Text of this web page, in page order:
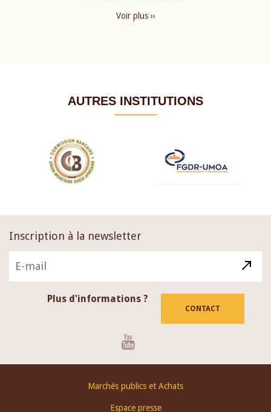
Voir plus ››
AUTRES INSTITUTIONS
Inscription à la newsletter
Plus d'informations ?
CONTACT
Marchés publics et Achats
Espace presse